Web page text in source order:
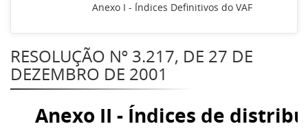
Anexo I - Índices Definitivos do VAF
RESOLUÇÃO Nº 3.217, DE 27 DE
DEZEMBRO DE 2001
Anexo II - Índices de